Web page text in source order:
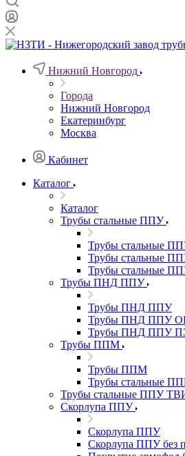
Нижний Новгород
Города
Нижний Новгород
Екатеринбург
Москва
Кабинет
Каталог
Каталог
Трубы стальные ППУ
Трубы стальные
Трубы стальные
Трубы стальные
Трубы ПНД ППУ
Трубы ПНД ППУ
Трубы ПНД ППУ
Трубы ПНД ППУ
Трубы ППМ
Трубы ППМ
Трубы стальные
Трубы стальные ППУ
Скорлупа ППУ
Скорлупа ППУ
Скорлупа ППУ без